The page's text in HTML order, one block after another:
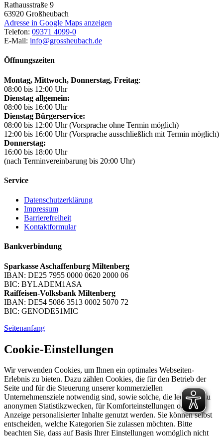
Rathausstraße 9
63920 Großheubach
Adresse in Google Maps anzeigen
Telefon: 09371 4099-0
E-Mail: info@grossheubach.de
Öffnungszeiten
Montag, Mittwoch, Donnerstag, Freitag:
08:00 bis 12:00 Uhr
Dienstag allgemein:
08:00 bis 16:00 Uhr
Dienstag Bürgerservice:
08:00 bis 12:00 Uhr (Vorsprache ohne Termin möglich)
12:00 bis 16:00 Uhr (Vorsprache ausschließlich mit Termin möglich)
Donnerstag:
16:00 bis 18:00 Uhr
(nach Terminvereinbarung bis 20:00 Uhr)
Service
Datenschutzerklärung
Impressum
Barrierefreiheit
Kontaktformular
Bankverbindung
Sparkasse Aschaffenburg Miltenberg
IBAN: DE25 7955 0000 0620 2000 06
BIC: BYLADEM1ASA
Raiffeisen-Volksbank Miltenberg
IBAN: DE54 5086 3513 0002 5070 72
BIC: GENODE51MIC
Seitenanfang
Cookie-Einstellungen
Wir verwenden Cookies, um Ihnen ein optimales Webseiten-
Erlebnis zu bieten. Dazu zählen Cookies, die für den Betrieb der
Seite und für die Steuerung unserer kommerziellen
Unternehmensziele notwendig sind, sowie solche, die lediglich zu
anonymen Statistikzwecken, für Komforteinstellungen oder zur
Anzeige personalisierter Inhalte genutzt werden. Sie können selbst
entscheiden, welche Kategorien Sie zulassen möchten. Bitte
beachten Sie, dass auf Basis Ihrer Einstellungen womöglich nicht